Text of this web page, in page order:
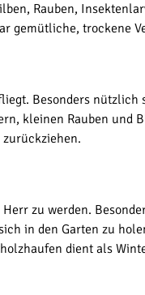
Rauben,
gemütliche, trockene
Besonders nützlich
kleinen Rauben
zu werden.
in den Garten zu
dient als